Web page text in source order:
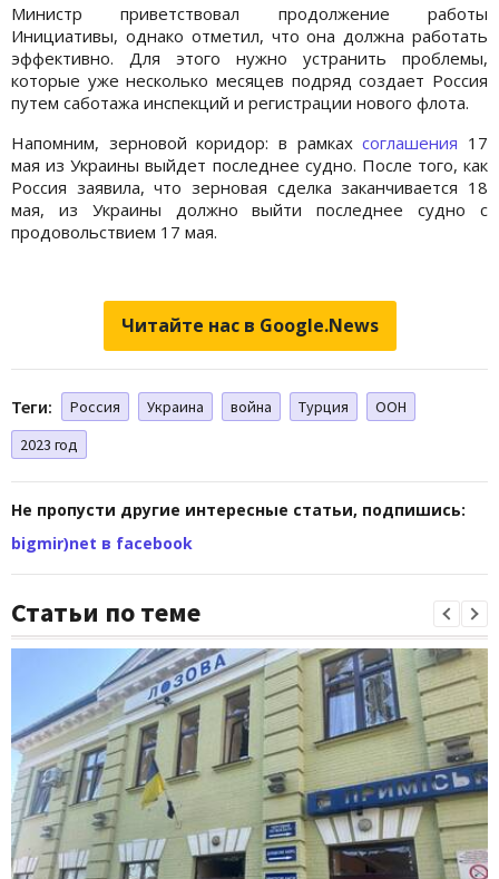
Министр приветствовал продолжение работы
Инициативы, однако отметил, что она должна работать
эффективно. Для этого нужно устранить проблемы,
которые уже несколько месяцев подряд создает Россия
путем саботажа инспекций и регистрации нового флота.
Напомним, зерновой коридор: в рамкахсоглашения 17
мая из Украины выйдет последнее судно. После того, как
Россия заявила, что зерновая сделка заканчивается 18
мая, из Украины должно выйти последнее судно с
продовольствием 17 мая.
Читайте нас в Google.News
Теги: Россия Украина война Турция
ООН
2023 год
Не пропусти другие интересные статьи, подпишись:
bigmir)net в facebook
Статьи по теме